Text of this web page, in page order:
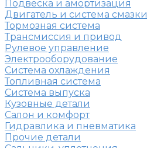
Подвеска и амортизация
Двигатель и система смазки
Тормозная система
Трансмиссия и привод
Рулевое управление
Электрооборудование
Система охлаждения
Топливная система
Система выпуска
Кузовные детали
Салон и комфорт
Гидравлика и пневматика
Прочие детали